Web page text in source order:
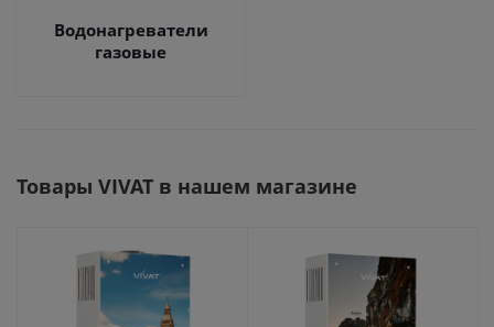
Водонагреватели
газовые
Товары VIVAT в нашем магазине